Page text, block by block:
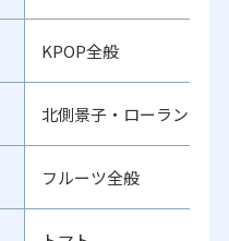
KPOP全般
北側景子・ローランド
フルーツ全般